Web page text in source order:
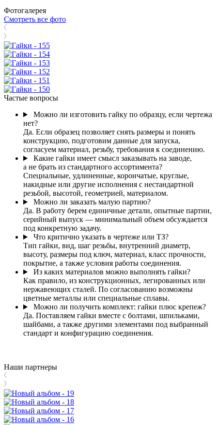
Фотогалерея
Смотреть все фото
Частые вопросы
Можно ли изготовить гайку по образцу, если чертежа
нет?
Да. Если образец позволяет снять размеры и понять
конструкцию, подготовим данные для запуска,
согласуем материал, резьбу, требования к соединению.
Какие гайки имеет смысл заказывать на заводе,
а не брать из стандартного ассортимента?
Специальные, удлиненные, корончатые, круглые,
накидные или другие исполнения с нестандартной
резьбой, высотой, геометрией, материалом.
Можно ли заказать малую партию?
Да. В работу берем единичные детали, опытные партии,
серийный выпуск — минимальный объем обсуждается
под конкретную задачу.
Что критично указать в чертеже или ТЗ?
Тип гайки, вид, шаг резьбы, внутренний диаметр,
высоту, размеры под ключ, материал, класс прочности,
покрытие, а также условия работы соединения.
Из каких материалов можно выполнять гайки?
Как правило, из конструкционных, легированных или
нержавеющих сталей. По согласованию возможны
цветные металлы или специальные сплавы.
Можно ли получить комплект: гайки плюс крепеж?
Да. Поставляем гайки вместе с болтами, шпильками,
шайбами, а также другими элементами под выбранный
стандарт и конфигурацию соединения.
Наши партнеры